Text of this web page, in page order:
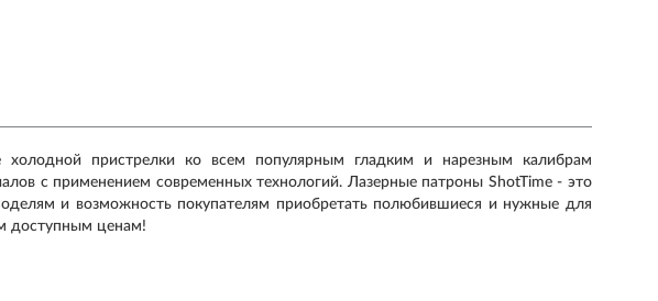
холодной пристрелки ко всем популярным гладким и нарезным калибрам
с применением современных технологий. Лазерные патроны ShotTime - это
и возможность покупателям приобретать полюбившиеся и нужные для
доступным ценам!